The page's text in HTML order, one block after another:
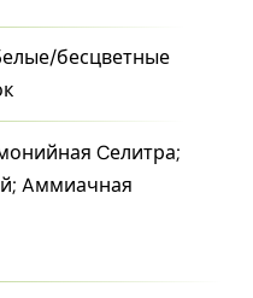
бесцветные
Cелитра;
Aммиачная